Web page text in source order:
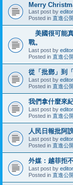
Merry
Last post by
Posted in 直進公
美國很可能
戰。
Last post by
Posted in 直進公
從「批鄧」到
Last post by
Posted in 直進公
我們拿什麼來
Last post by
Posted in 直進公
人民日報批阿
Last post by
Posted in 直進公
外媒：越菲拒
Last post by
Posted in 直進公